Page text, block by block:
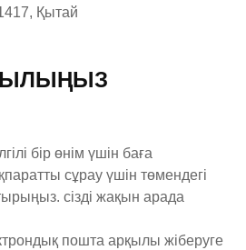
Қытай
бір өнім үшін баға
сұрау үшін төмендегі
сізді жақын арада
пошта арқылы жіберуге